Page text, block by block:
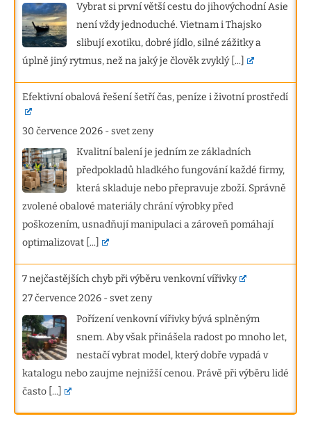
Vybrat si první větší cestu do jihovýchodní Asie
není vždy jednoduché. Vietnam i Thajsko
slibují exotiku, dobré jídlo, silné zážitky a
úplně jiný rytmus, než na jaký je člověk zvyklý [...]
Efektivní obalová řešení šetří čas, peníze i životní prostředí
30 července 2026 -svet zeny
Kvalitní balení je jedním ze základních
předpokladů hladkého fungování každé firmy,
která skladuje nebo přepravuje zboží. Správně
zvolené obalové materiály chrání výrobky před
poškozením, usnadňují manipulaci a zároveň pomáhají
optimalizovat [...]
7 nejčastějších chyb při výběru venkovní vířivky
27 července 2026 -svet zeny
Pořízení venkovní vířivky bývá splněným
snem. Aby však přinášela radost po mnoho let,
nestačí vybrat model, který dobře vypadá v
katalogu nebo zaujme nejnižší cenou. Právě při výběru lidé
často [...]